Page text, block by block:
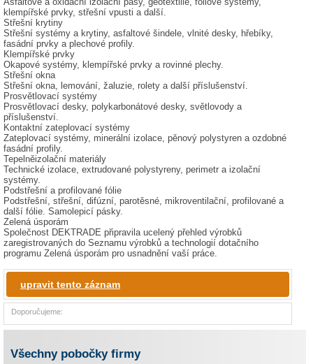
klempířské prvky, střešní vpusti a další.
Střešní krytiny
Střešní systémy a krytiny, asfaltové šindele, vlnité desky, hřebíky,
fasádní prvky a plechové profily.
Klempířské prvky
Okapové systémy, klempířské prvky a rovinné plechy.
Střešní okna
Střešní okna, lemování, žaluzie, rolety a další příslušenství.
Prosvětlovací systémy
Prosvětlovací desky, polykarbonátové desky, světlovody a
příslušenství.
Kontaktní zateplovací systémy
Zateplovací systémy, minerální izolace, pěnový polystyren a ozdobné
fasádní profily.
Tepelněizolační materiály
Technické izolace, extrudované polystyreny, perimetr a izolační
systémy.
Podstřešní a profilované fólie
Podstřešní, střešní, difúzní, parotěsné, mikroventilační, profilované a
další fólie. Samolepicí pásky.
Zelená úsporám
Společnost DEKTRADE připravila ucelený přehled výrobků
zaregistrovaných do Seznamu výrobků a technologií dotačního
programu Zelená úsporám pro usnadnění vaší práce.
upravit tento záznam
Doporučujeme:
Všechny pobočky firmy